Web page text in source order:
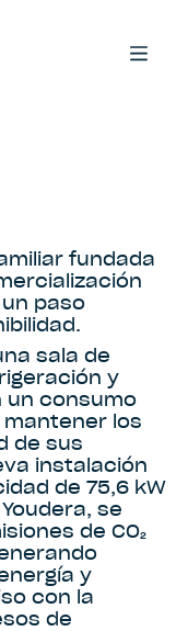
fundada
paso
sala de
y
un consumo
los
de sus
instalación
de 75,6 kW
se
de CO₂
y
con la
de